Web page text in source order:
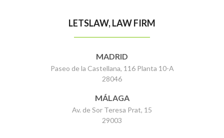
LETSLAW, LAW FIRM
MADRID
Paseo de la Castellana, 116 Planta 10-A
28046
MÁLAGA
Av. de Sor Teresa Prat, 15
29003